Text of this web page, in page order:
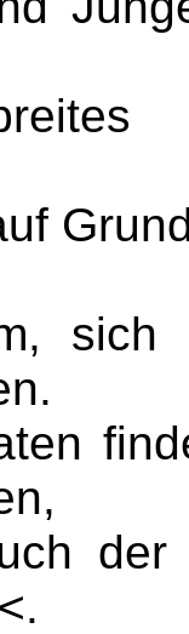
sich
<.